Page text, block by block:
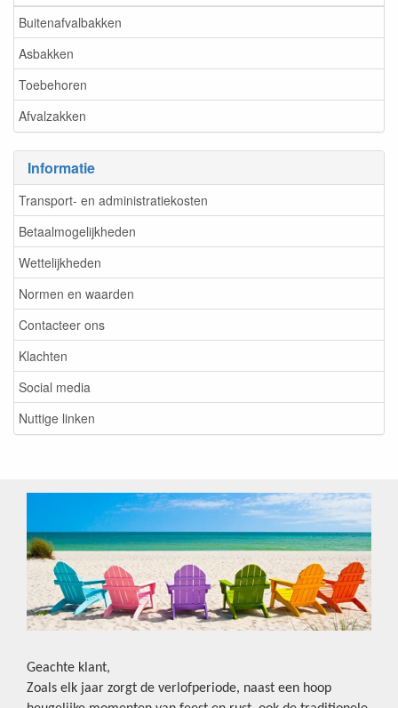
Buitenafvalbakken
Asbakken
Toebehoren
Afvalzakken
Informatie
Transport- en administratiekosten
Betaalmogelijkheden
Wettelijkheden
Normen en waarden
Contacteer ons
Klachten
Social media
Nuttige linken
Geachte klant,
Zoals elk jaar zorgt de verlofperiode, naast een hoop